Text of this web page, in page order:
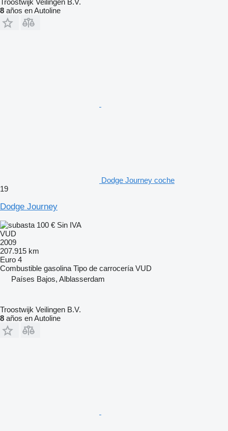
Troostwijk Veilingen B.V.
8 años en Autoline
Dodge Journey coche
19
Dodge Journey
100 € Sin IVA
VUD
2009
207.915 km
Euro 4
Combustible gasolina Tipo de carrocería VUD
Países Bajos, Alblasserdam
Troostwijk Veilingen B.V.
8 años en Autoline